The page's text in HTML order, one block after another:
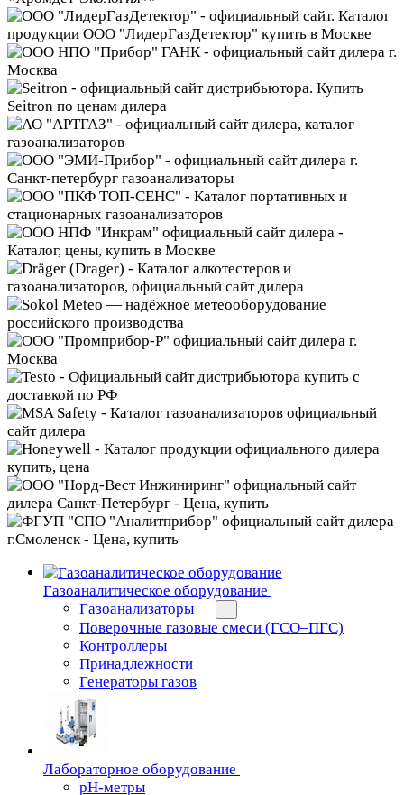
Газоаналитическое оборудование
Газоанализаторы
Поверочные газовые смеси (ГСО–ПГС)
Контроллеры
Принадлежности
Генераторы газов
Лабораторное оборудование
pH-метры